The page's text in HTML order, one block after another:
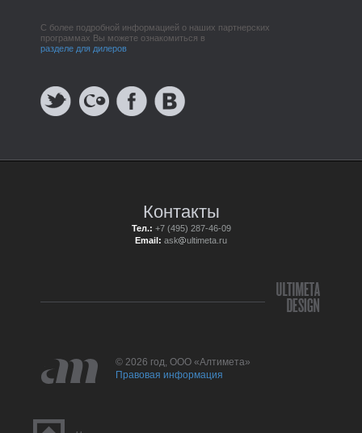
С более подробной информацией о наших партнерских
программах Вы можете ознакомиться в
разделе для дилеров
Контакты
Тел.: +7 (495) 287-46-09
Email: ask ultimeta.ru
© 2026 год, ООО «Алтимета»
Правовая информация